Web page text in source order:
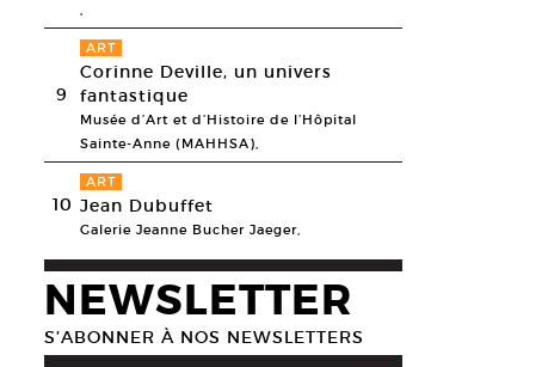
Sekula, Farmer threshing grass at abandoned airport used by the
suspects. Szymany, Poland, July 2009, 2007-2009. C-print. 122 x
Galerie Michel Rein, © Allan Sekula
,
9
ART
Corinne Deville, un univers
fantastique
Musée d’Art et d’Histoire de l’Hôpital
Sainte-Anne (MAHHSA),
10
ART
Jean Dubuffet
Galerie Jeanne Bucher Jaeger,
NEWSLETTER
S’ABONNER À NOS NEWSLETTERS